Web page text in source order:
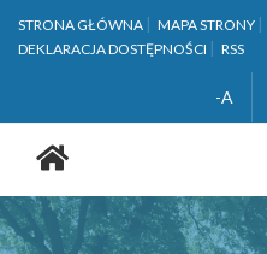
STRONA GŁÓWNA MAPA STRONY
DEKLARACJA DOSTĘPNOŚCI
RSS
-A
główna